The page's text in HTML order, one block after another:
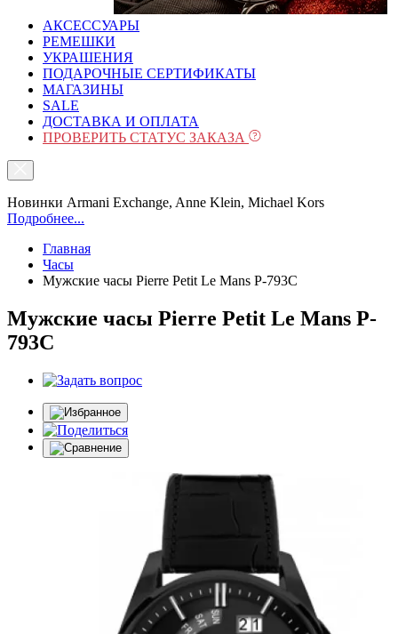
АКСЕССУАРЫ
РЕМЕШКИ
УКРАШЕНИЯ
ПОДАРОЧНЫЕ СЕРТИФИКАТЫ
МАГАЗИНЫ
SALE
ДОСТАВКА И ОПЛАТА
ПРОВЕРИТЬ СТАТУС ЗАКАЗА
Новинки Armani Exchange, Anne Klein, Michael Kors
Подробнее...
Главная
Часы
Мужские часы Pierre Petit Le Mans P-793C
Мужские часы Pierre Petit Le Mans P-
793C